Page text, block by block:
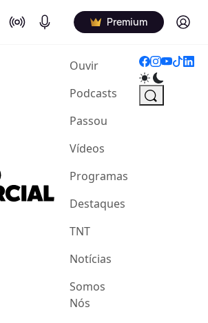
On Air Podcasts Premium Log in
Ouvir(current)
Podcasts
Passou
Vídeos
Programas
Destaques
TNT
Notícias
Somos
Nós